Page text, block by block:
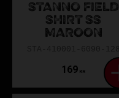
STANNO FIELD
SHIRT SS
MAROON
169 KR